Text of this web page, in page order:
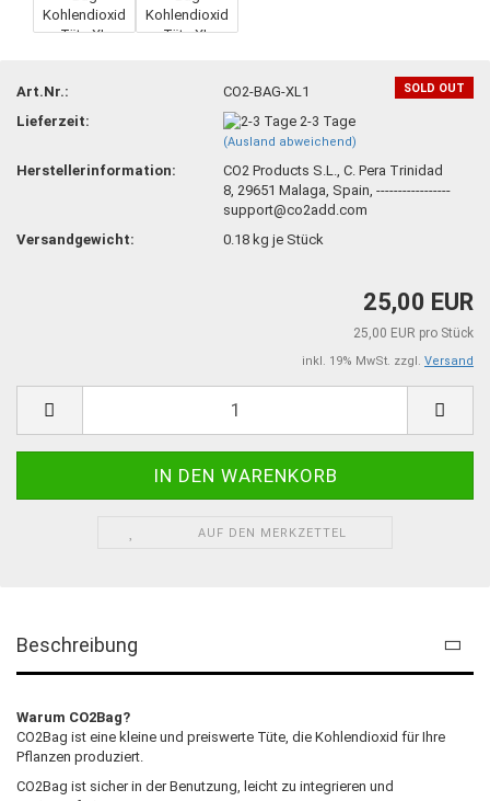
SOLD OUT
Art.Nr.:
CO2-BAG-XL1
Lieferzeit:
2-3 Tage
(Ausland abweichend)
Herstellerinformation:
CO2 Products S.L., C. Pera Trinidad
8, 29651 Malaga, Spain, -----------------
support@co2add.com
Versandgewicht:
0.18 kg je Stück
25,00 EUR
25,00 EUR pro Stück
inkl. 19% MwSt. zzgl. Versand
AUF DEN MERKZETTEL
Beschreibung
Warum CO2Bag?
CO2Bag ist eine kleine und preiswerte Tüte, die Kohlendioxid für Ihre
Pflanzen produziert.
CO2Bag ist sicher in der Benutzung, leicht zu integrieren und